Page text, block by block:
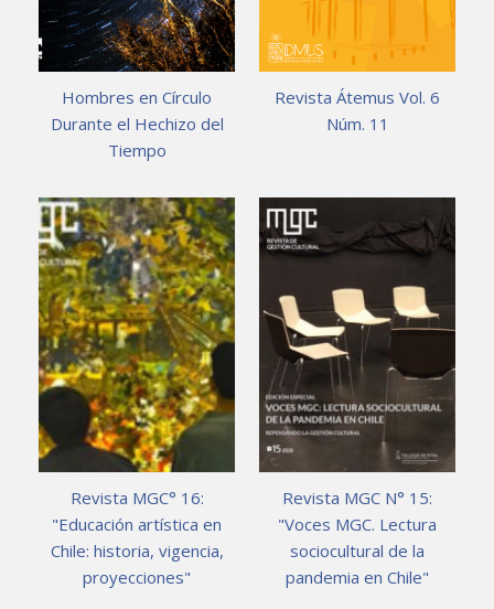
Hombres en Círculo
Durante el Hechizo del
Tiempo
Revista Átemus Vol. 6
Núm. 11
Revista MGC° 16:
"Educación artística en
Chile: historia, vigencia,
proyecciones"
Revista MGC N° 15:
"Voces MGC. Lectura
sociocultural de la
pandemia en Chile"